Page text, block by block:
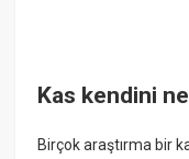
Kas kendini
Birçok araştırma bir